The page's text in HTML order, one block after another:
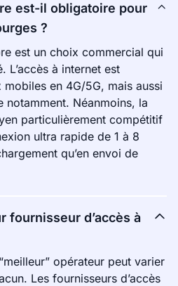
est-il obligatoire pour
?
est un choix commercial qui
L’accès à internet est
en 4G/5G, mais aussi
notamment. Néanmoins, la
particulièrement compétitif
ultra rapide de 1 à 8
qu’en envoi de
fournisseur d’accès à
opérateur peut varier
Les fournisseurs d’accès